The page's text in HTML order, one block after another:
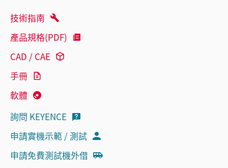
技術指南
產品規格(PDF)
CAD / CAE
手冊
軟體
詢問 KEYENCE
申請實機示範 / 測試
申請免費測試機外借